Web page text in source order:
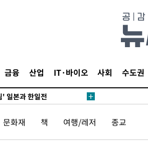
금융 산업 IT·바이오 사회 수도권
닥 1.3%↑
…감정가 1.3억원
일본과 한일전
' 무더위, 열대야 계속[다음
…쇄신의 기회로 삼겠다"
문화재 책 여행/레저 종교